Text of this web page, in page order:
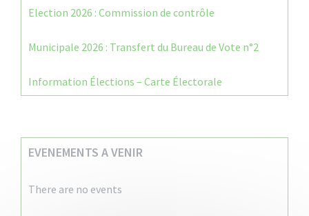
Election 2026 : Commission de contrôle
Municipale 2026 : Transfert du Bureau de Vote n°2
Information Élections – Carte Électorale
EVENEMENTS A VENIR
There are no events